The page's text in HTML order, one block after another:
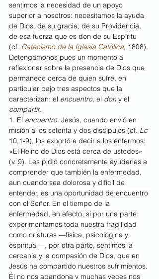
sentimos la necesidad de un apoyo
superior a nosotros: necesitamos la ayuda
de Dios, de su gracia, de su Providencia,
de esa fuerza que es don de su Espíritu
(cf. Catecismo de la Iglesia Católica, 1808).
Detengámonos pues un momento a
reflexionar sobre la presencia de Dios que
permanece cerca de quien sufre, en
particular bajo tres aspectos que la
caracterizan: el encuentro, el don y el
compartir.
1. El encuentro. Jesús, cuando envió en
misión a los setenta y dos discípulos (cf. Lc
10,1-9), los exhortó a decir a los enfermos:
«El Reino de Dios está cerca de ustedes»
(v. 9). Les pidió concretamente ayudarles a
comprender que también la enfermedad,
aun cuando sea dolorosa y difícil de
entender, es una oportunidad de encuentro
con el Señor. En el tiempo de la
enfermedad, en efecto, si por una parte
experimentamos toda nuestra fragilidad
como criaturas —física, psicológica y
espiritual—, por otra parte, sentimos la
cercanía y la compasión de Dios, que en
Jesús ha compartido nuestros sufrimientos.
Él no nos abandona y muchas veces nos